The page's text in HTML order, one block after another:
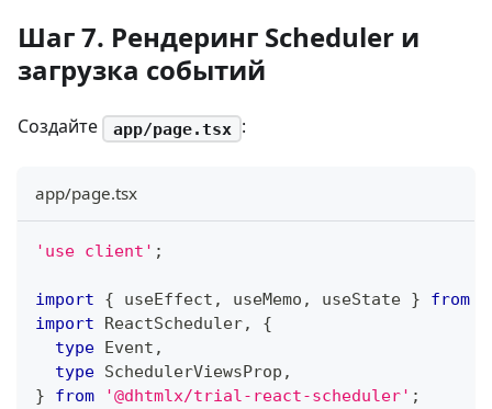
Шаг 7. Рендеринг Scheduler и
загрузка событий
Создайте app/page.tsx :
app/page.tsx
'use client' ;
import { useEffect , useMemo , useState } from
import
ReactScheduler,
{
type Event ,
type SchedulerViewsProp ,
}
from '@dhtmlx/trial-react-scheduler' ;